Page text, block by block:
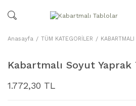
Anasayfa TÜM KATEGORİLER
Kabartmalı Soyut Yaprak
1.772,30 TL